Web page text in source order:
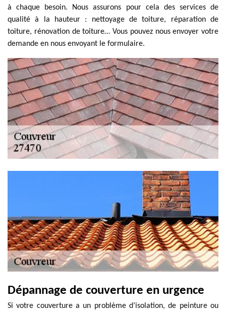
à chaque besoin. Nous assurons pour cela des services de
qualité à la hauteur : nettoyage de toiture, réparation de
toiture, rénovation de toiture… Vous pouvez nous envoyer votre
demande en nous envoyant le formulaire.
Dépannage de couverture en urgence
Si votre couverture a un problème d’isolation, de peinture ou